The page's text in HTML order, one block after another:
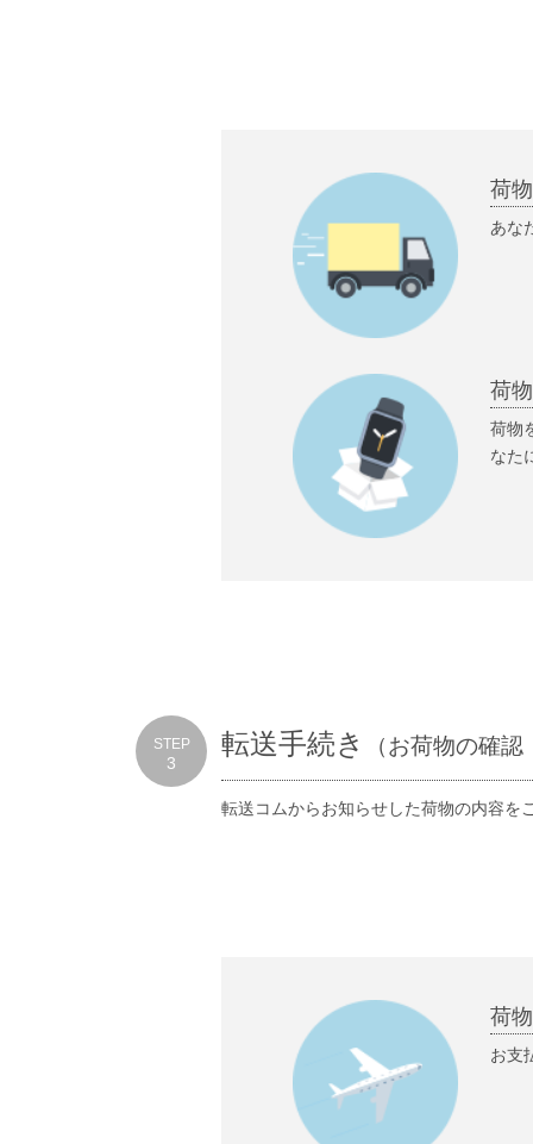
荷
あな
荷
荷物
なた
STEP
3
転送手続き （お荷物の確認
転送コムからお知らせした荷物の内容を
荷
お支